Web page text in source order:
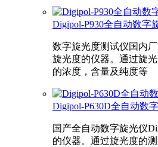
Digipol-P930全自动数字
数字旋光度测试仪国内
旋光度的仪器。通过旋
的浓度，含量及纯度等
Digipol-P630D全自动数
国产全自动数字旋光仪
的仪器。通过旋光度的